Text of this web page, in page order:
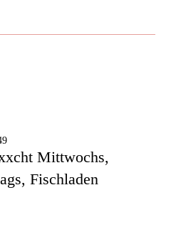
Mittwochs,
Fischladen